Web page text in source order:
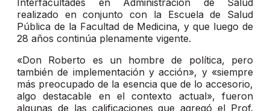
Interfacultades en Administración de Salud
realizado en conjunto con la Escuela de Salud
Pública de la Facultad de Medicina, y que luego de
28 años continúa plenamente vigente.
«Don Roberto es un hombre de política, pero
también de implementación y acción», y «siempre
más preocupado de la esencia que de lo accesorio,
algo destacable en el contexto actual», fueron
algunas de las calificaciones que agregó el Prof.